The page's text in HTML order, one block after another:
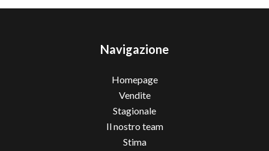
Navigazione
Homepage
Vendite
Stagionale
Il nostro team
Stima